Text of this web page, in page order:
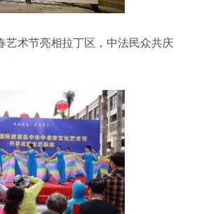
艺术节亮相拉丁区，中法民众共庆